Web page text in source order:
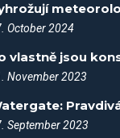
October 2024
November 2023
September 2023